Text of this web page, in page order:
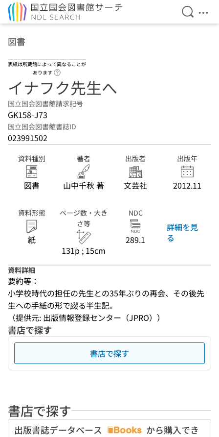
検索を
メ
図書
表紙は所蔵館によって異なることが
あります
イナフク先生へ
国立国会図書館請求記号
GK158-J73
国立国会図書館書誌ID
023991502
資料種別
図書
著者
山中千秋 著
出版者
文芸社
出版年
2012.11
資料形態
紙
ページ数・大き
さ等
131p ; 15cm
NDC
289.1
詳細を見
る
資料詳細
要約等：
小学校時代の担任の先生との35年ぶりの再会、その後先
生への手紙の形で綴る半生記。
（提供元: 出版情報登録センター（JPRO））
書店で探す
書店で探す
書店で探す
出版書誌データベース
から購入でき